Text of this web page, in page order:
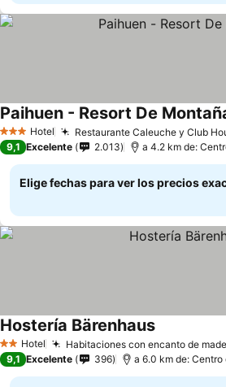
3 Estrellas
Hotel Restaurante Caleuche y Club
Paihuen - Resort De
9,1 Excelente 2.013 a 4.2 km de:
Elige fechas para ver los precios
2 Estrellas
Hotel Habitaciones con encanto de
Hostería Bärenhaus
9,1 Excelente 396 a 6.0 km de: